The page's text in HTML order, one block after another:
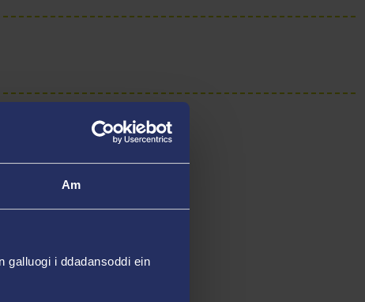
Am
galluogi i ddadansoddi ein